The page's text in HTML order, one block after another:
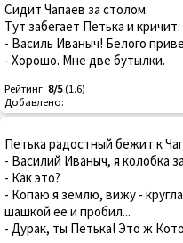
Сидит Чапаев за столом.
Тут забегает Петька и кричит:
- Василь Иваныч! Белого
- Хорошо. Мне две бутылки.
Рейтинг: 8/5(1.6)
Добавлено:
Петька радостный бежит к
- Василий Иваныч, я колобка
- Как это?
- Копаю я землю, вижу -
шашкой её и пробил...
- Дурак, ты Петька! Это ж